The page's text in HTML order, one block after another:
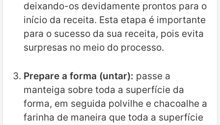
deixando-os devidamente prontos para o
início da receita. Esta etapa é importante
para o sucesso da sua receita, pois evita
surpresas no meio do processo.
Prepare a forma (untar): passe a
manteiga sobre toda a superfície da
forma, em seguida polvilhe e chacoalhe a
farinha de maneira que toda a superfície